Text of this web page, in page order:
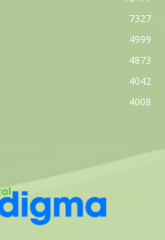
7327
4999
4873
4042
4008